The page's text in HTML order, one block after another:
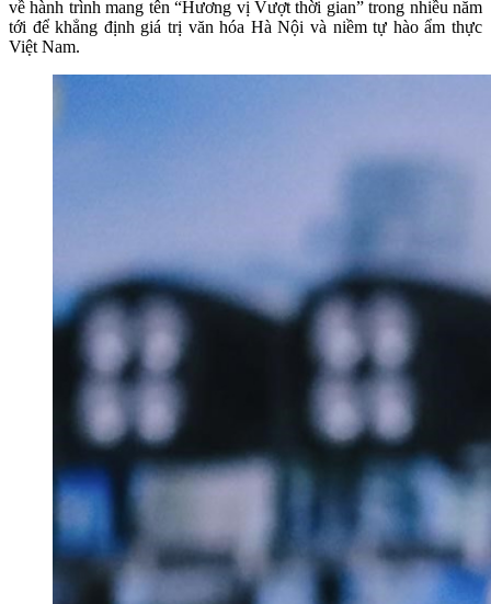
về hành trình mang tên “Hương vị Vượt thời gian” trong nhiều năm
tới để khẳng định giá trị văn hóa Hà Nội và niềm tự hào ẩm thực
Việt Nam.